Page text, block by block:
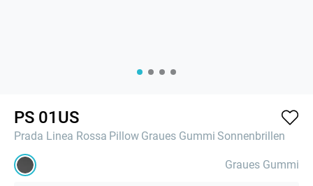
PS 01US
Prada Linea Rossa Pillow Graues Gummi Sonnenbrillen
Graues Gummi